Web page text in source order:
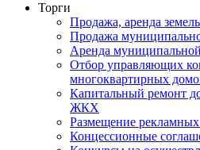
Торги
Продажа, аренда
Продажа
Аренда
Отбор управляющих
многоквартирных
Капитальный ремонт
ЖКХ
Размещение
Концессионные